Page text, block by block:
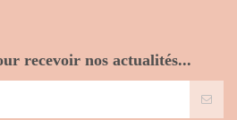
recevoir nos actualités...